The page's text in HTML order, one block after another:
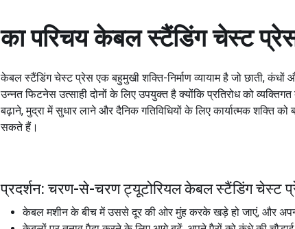
का परिचय केबल स्टैंडिंग चेस्ट
केबल स्टैंडिंग चेस्ट प्रेस एक बहुमुखी शक्ति-निर्माण व्यायाम है जो छाती,
उन्नत फिटनेस उत्साही दोनों के लिए उपयुक्त है क्योंकि प्रतिरोध को
बढ़ाने, मुद्रा में सुधार लाने और दैनिक गतिविधियों के लिए कार्यात्मक शक्ति
सकते हैं।
प्रदर्शन: चरण-से-चरण ट्यूटोरियल केबल स्टैंडिंग चेस्ट
केबल मशीन के बीच में उससे दूर की ओर मुंह करके खड़े हो जाएं, और